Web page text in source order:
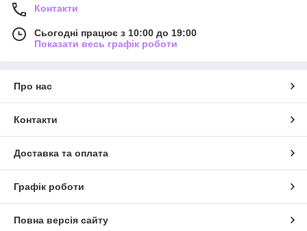
Контакти
Сьогодні працює з 10:00 до 19:00
Показати весь графік роботи
Про нас
Контакти
Доставка та оплата
Графік роботи
Повна версія сайту